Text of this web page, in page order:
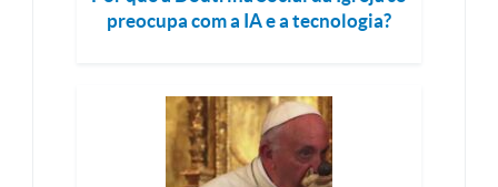
preocupa com a IA e a tecnologia?